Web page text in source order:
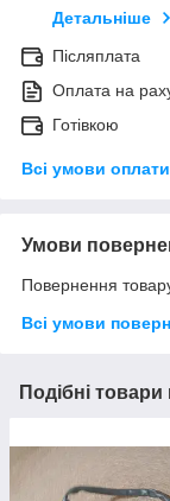
Детальніше
Післяплата
Оплата на
Готівкою
Всі умови оплати
Умови
Повернення
Всі умови
Подібні товари